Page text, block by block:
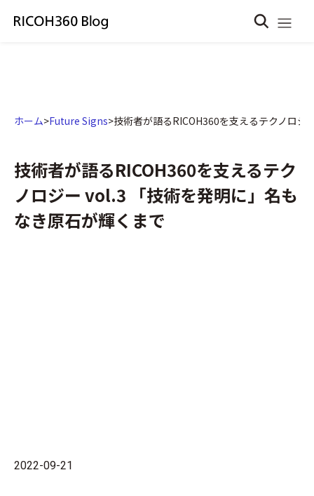
ホーム>Future Signs>技術者が語るRICOH360を支えるテクノロ
技術者が語るRICOH360を支えるテク
ノロジー vol.3 「技術を発明に」名も
なき原石が輝くまで
2022-09-21